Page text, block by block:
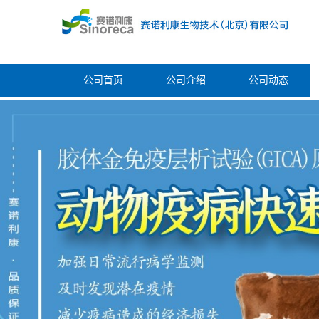
公司首页 公司介绍 公司动态